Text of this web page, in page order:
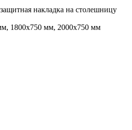
накладка на столешницу
1800х750 мм, 2000х750 мм